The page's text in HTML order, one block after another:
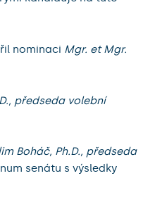
nominaci Mgr. et Mgr.
předseda volební
Boháč, Ph.D., předseda
senátu s výsledky